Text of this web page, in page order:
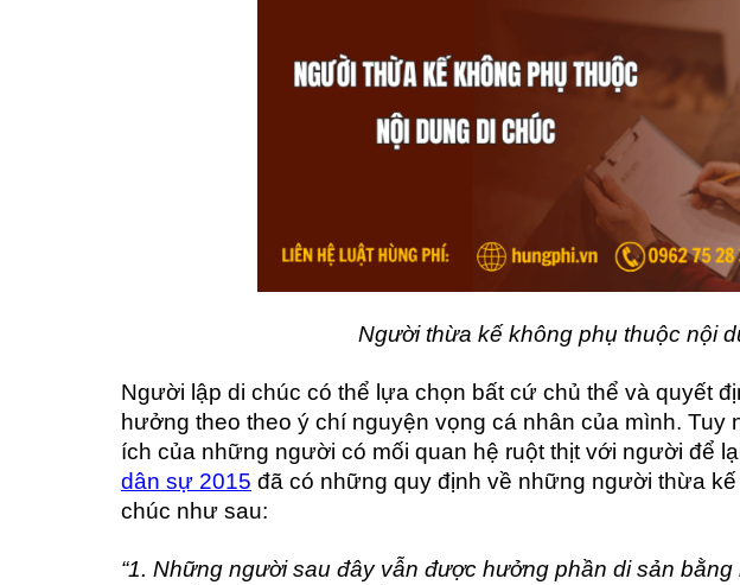
Người thừa kế không phụ thuộc nội
Người lập di chúc có thể lựa chọn bất cứ chủ thể và quyết
hưởng theo theo ý chí nguyện vọng cá nhân của mình. Tuy
ích của những người có mối quan hệ ruột thịt với người để
dân sự 2015 đã có những quy định về những người thừa
chúc như sau:
“1. Những người sau đây vẫn được hưởng phần di sản